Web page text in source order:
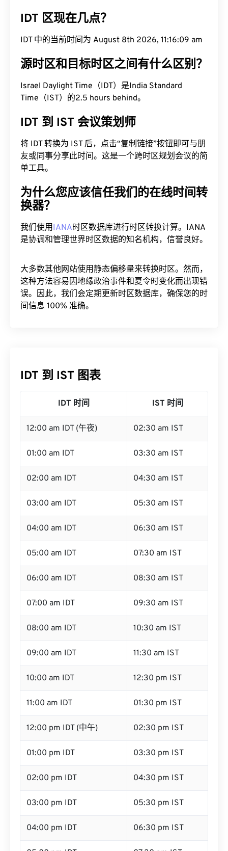
IDT 区现在几点？
IDT 中的当前时间为 August 8th 2026, 11:16:10 am
源时区和目标时区之间有什么区别？
Israel Daylight Time（IDT）是India Standard
Time（IST）的2.5 hours behind。
IDT 到 IST 会议策划师
将 IDT 转换为 IST 后，点击“复制链接”按钮即可与朋
友或同事分享此时间。这是一个跨时区规划会议的简
单工具。
为什么您应该信任我们的在线时间转
换器？
我们使用IANA时区数据库进行时区转换计算。IANA
是协调和管理世界时区数据的知名机构，信誉良好。
大多数其他网站使用静态偏移量来转换时区。然而，
这种方法容易因地缘政治事件和夏令时变化而出现错
误。因此，我们会定期更新时区数据库，确保您的时
间信息 100% 准确。
IDT 到 IST 图表
IDT 时间 IST 时间
12:00 am IDT (午夜) 02:30 am IST
01:00 am IDT 03:30 am IST
02:00 am IDT 04:30 am IST
03:00 am IDT 05:30 am IST
04:00 am IDT 06:30 am IST
05:00 am IDT 07:30 am IST
06:00 am IDT 08:30 am IST
07:00 am IDT 09:30 am IST
08:00 am IDT 10:30 am IST
09:00 am IDT 11:30 am IST
10:00 am IDT 12:30 pm IST
11:00 am IDT 01:30 pm IST
12:00 pm IDT (中午) 02:30 pm IST
01:00 pm IDT 03:30 pm IST
02:00 pm IDT 04:30 pm IST
03:00 pm IDT 05:30 pm IST
04:00 pm IDT 06:30 pm IST